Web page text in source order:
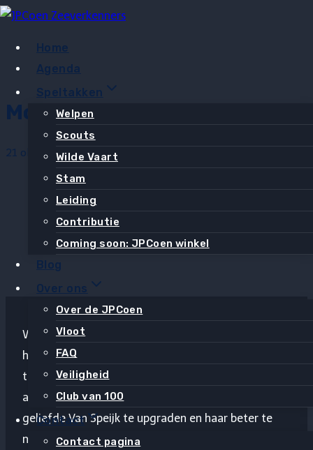
Doorgaan
inhoud
Home
Agenda
Speltakken
Welpen
Scouts
Wilde Vaart
Stam
Leiding
Contributie
Coming soon: JPCoen winkel
Blog
Over ons
Over de JPCoen
Vloot
FAQ
Veiligheid
Club van 100
Contact
Contact pagina
Motor Er Uit?
21 oktober 202326 oktober 2023
Wat doe je als je een oude, maar charmante boot
hebt gekocht en je al hebt kunnen genieten van
talloze avonturen op het water? Voor ons was het
antwoord eenvoudig: we besloten om onze
geliefde Van Speijk te upgraden en haar beter te
maken dan ooit tevoren. Onze